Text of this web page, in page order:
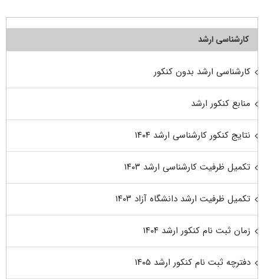
کارشناسی ارشد
کارشناسی ارشد بدون کنکور
منابع کنکور ارشد
نتایج کنکور کارشناسی ارشد ۱۴۰۴
تکمیل ظرفیت کارشناسی ارشد ۱۴۰۳
تکمیل ظرفیت ارشد دانشگاه آزاد ۱۴۰۳
زمان ثبت نام کنکور ارشد ۱۴۰۴
دفترچه ثبت نام کنکور ارشد ۱۴۰۵